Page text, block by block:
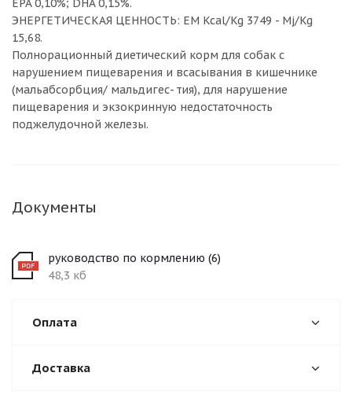
EPA 0,10%; DHA 0,15%.
ЭНЕРГЕТИЧЕСКАЯ ЦЕННОСТЬ: EM Kcal/Kg 3749 - Mj/Kg
15,68.
Полнорационный диетический корм для собак с
нарушением пищеварения и всасывания в кишечнике
(мальабсорбция/ мальдигес- тия), для нарушение
пищеварения и экзокринную недостаточность
поджелудочной железы.
Документы
руководство по кормлению (6)
48,3 кб
Оплата
Доставка